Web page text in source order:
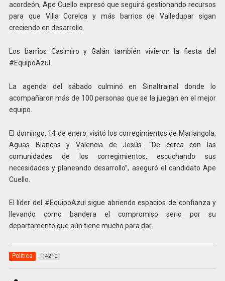
acordeón, Ape Cuello expresó que seguirá gestionando recursos
para que Villa Corelca y más barrios de Valledupar sigan
creciendo en desarrollo.
Los barrios Casimiro y Galán también vivieron la fiesta del
#EquipoAzul.
La agenda del sábado culminó en Sinaltrainal donde lo
acompañaron más de 100 personas que se la juegan en el mejor
equipo.
El domingo, 14 de enero, visitó los corregimientos de Mariangola,
Aguas Blancas y Valencia de Jesús. “De cerca con las
comunidades de los corregimientos, escuchando sus
necesidades y planeando desarrollo”, aseguró el candidato Ape
Cuello.
El líder del #EquipoAzul sigue abriendo espacios de confianza y
llevando como bandera el compromiso serio por su
departamento que aún tiene mucho para dar.
Politica 14210